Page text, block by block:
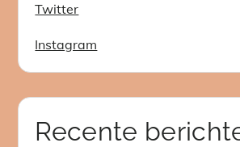
Twitter
Instagram
Recente